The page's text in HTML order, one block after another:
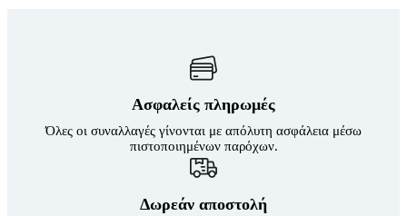
Ασφαλείς πληρωμές
Όλες οι συναλλαγές γίνονται με απόλυτη ασφάλεια μέσω
πιστοποιημένων παρόχων.
Δωρεάν αποστολή